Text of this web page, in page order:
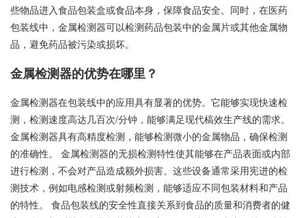
些物品进入食品包装盒或食品本身，保障食品安全。同时，在医药
包装线中，金属检测器可以检测药品包装中的金属片或其他金属物
品，避免药品被污染或损坏。
金属检测器的优势在哪里？
金属检测器在包装线中的应用具有显著的优势。它能够实现快速检
测，检测速度高达几百次/分钟，能够满足现代槁效生产线的需求。
金属检测器具有高精度检测，能够检测微小的金属物品，确保检测
的准确性。 金属检测器的无损检测特性使其能够在产品表面或内部
进行检测，不会对产品造成额外损害。这些设备通常采用宪进的检
测技术，例如电感检测或射频检测，能够适应不同包装材料和产品
的特性。 食品包装线的安全性直接关系到食品的质量和消费者的健